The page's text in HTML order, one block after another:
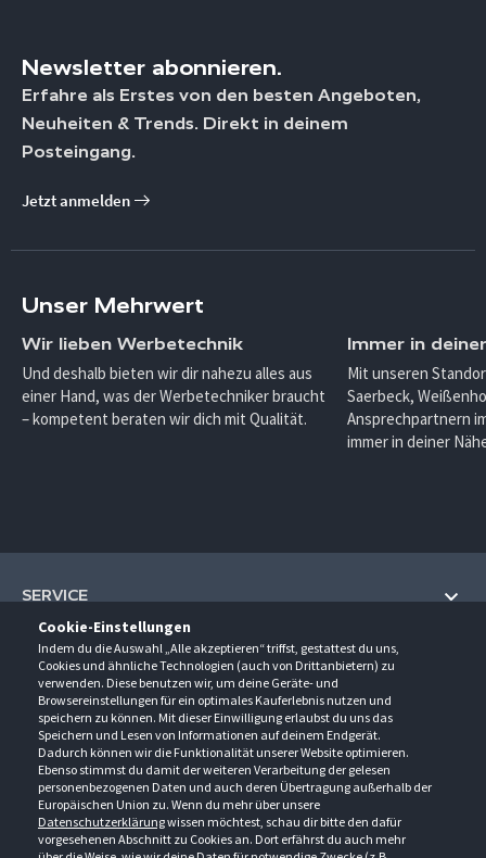
Cookie-Einstellungen
Indem du die Auswahl „Alle akzeptieren“ triffst, gestattest du uns,
Cookies und ähnliche Technologien (auch von Drittanbietern) zu
verwenden. Diese benutzen wir, um deine Geräte- und
Browsereinstellungen für ein optimales Kauferlebnis nutzen und
speichern zu können. Mit dieser Einwilligung erlaubst du uns das
Speichern und Lesen von Informationen auf deinem Endgerät.
Dadurch können wir die Funktionalität unserer Website optimieren.
Ebenso stimmst du damit der weiteren Verarbeitung der gelesen
personenbezogenen Daten und auch deren Übertragung außerhalb der
Europäischen Union zu. Wenn du mehr über unsere
Datenschutzerklärungwissen möchtest, schau dir bitte den dafür
vorgesehenen Abschnitt zu Cookies an. Dort erfährst du auch mehr
Newsletter abonnieren.
Erfahre als Erstes von den besten Angeboten,
Neuheiten & Trends. Direkt in deinem
Posteingang.
Jetzt anmelden
Unser Mehrwert
Wir lieben Werbetechnik
Und deshalb bieten wir dir nahezu alles aus
einer Hand, was der Werbetechniker braucht
– kompetent beraten wir dich mit Qualität.
Immer in
Mit unseren
Saerbeck,
Ansprechpartnern
immer in deiner
SERVICE
Hilfe und Information
Fragen und Antworten (FAQ)
Kontakt
Newsletter
Events
Downloads
Kataloge
UNTERNEHMEN
Über uns
Anfahrt
Ansprechpartner
Außendienstbesuch
Jobs & Ausbildung
KONTAKT
Gröner-Schulze GmbH
Sarirstraße 5
12529 Schönefeld
Berlin-Schönefeld: +49 30 68 29 54-0
Saerbeck: +49 2574 88750-0
ÖFFNUNGSZEITEN
Montag - Donnerstag
9:00 - 17:00
Freitag
9:00 - 15:00
FOLGE UNS